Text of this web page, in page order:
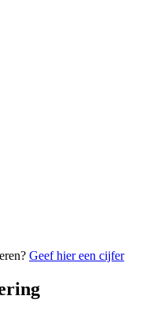
Geef hier een cijfer